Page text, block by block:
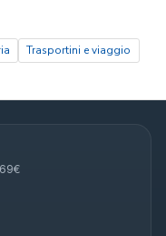
Trasportini e viaggio